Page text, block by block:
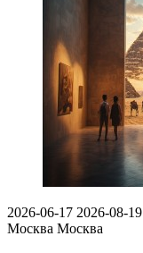
2026-06-17 2026-08-19
Москва Москва